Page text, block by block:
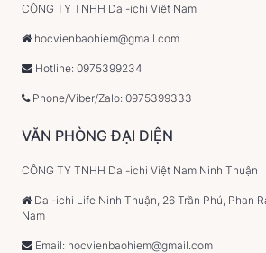
CÔNG TY TNHH Dai-ichi Việt Nam
hocvienbaohiem@gmail.com
Hotline: 0975399234
Phone/Viber/Zalo: 0975399333
VĂN PHÒNG ĐẠI DIỆN
CÔNG TY TNHH Dai-ichi Việt Nam Ninh Thuận
Dai-ichi Life Ninh Thuận, 26 Trần Phú, Phan
Nam
Email: hocvienbaohiem@gmail.com